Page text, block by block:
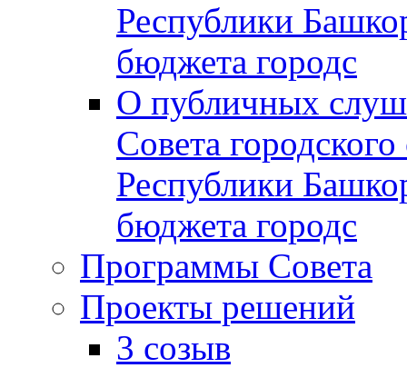
Республики
бюджета городс
О публичных
Совета
Республики
бюджета городс
Программы Совета
Проекты решений
3 созыв